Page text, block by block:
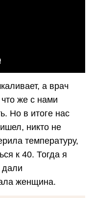
а врач
что же с нами
Но в итоге нас
никто не
температуру,
к 40. Тогда я
дали
женщина.